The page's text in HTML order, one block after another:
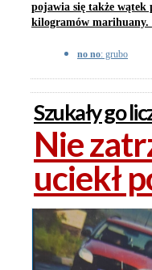
pojawia się także
kilogramów marihuany.
no no: grubo
Szukały go
Nie
uciekł